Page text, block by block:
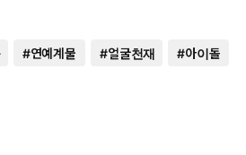
#연예계물 #얼굴천재 #아이돌